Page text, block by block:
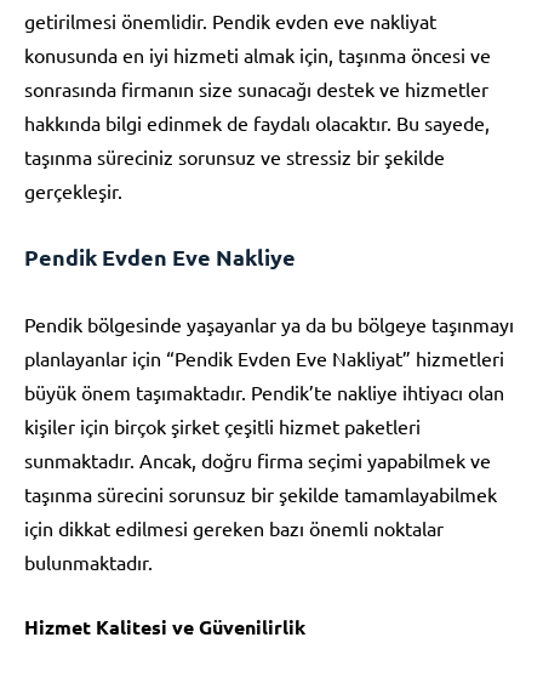
getirilmesi önemlidir. Pendik evden eve nakliyat
konusunda en iyi hizmeti almak için, taşınma öncesi ve
sonrasında firmanın size sunacağı destek ve hizmetler
hakkında bilgi edinmek de faydalı olacaktır. Bu sayede,
taşınma süreciniz sorunsuz ve stressiz bir şekilde
gerçekleşir.
Pendik Evden Eve Nakliye
Pendik bölgesinde yaşayanlar ya da bu bölgeye taşınmayı
planlayanlar için “Pendik Evden Eve Nakliyat” hizmetleri
büyük önem taşımaktadır. Pendik’te nakliye ihtiyacı olan
kişiler için birçok şirket çeşitli hizmet paketleri
sunmaktadır. Ancak, doğru firma seçimi yapabilmek ve
taşınma sürecini sorunsuz bir şekilde tamamlayabilmek
için dikkat edilmesi gereken bazı önemli noktalar
bulunmaktadır.
Hizmet Kalitesi ve Güvenilirlik